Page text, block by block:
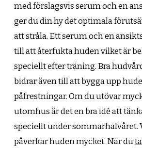
med förslagsvis serum och en
ger du din hy det optimala
att stråla. Ett serum och en
till att återfukta huden vilket är
speciellt efter träning. Bra
bidrar även till att bygga upp
påfrestningar. Om du utövar
utomhus är det en bra idé att
speciellt under sommarhalvåret.
påverkar huden mycket. När du